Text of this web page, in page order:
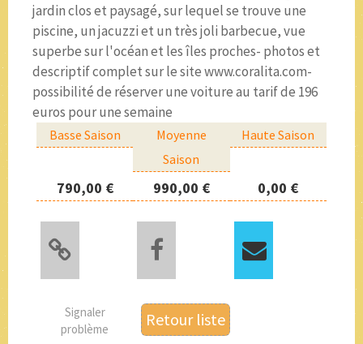
jardin clos et paysagé, sur lequel se trouve une
piscine, un jacuzzi et un très joli barbecue, vue
superbe sur l'océan et les îles proches- photos et
descriptif complet sur le site www.coralita.com-
possibilité de réserver une voiture au tarif de 196
euros pour une semaine
Basse Saison
Moyenne
Saison
Haute Saison
790,00 € 990,00 € 0,00 €
Signaler
problème
Retour liste